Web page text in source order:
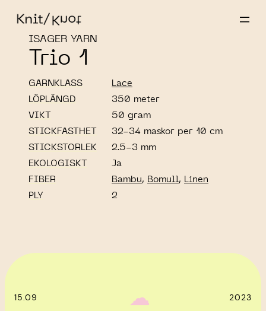
ISAGER YARN
Trio 1
GARNKLASS
Lace
LÖPLÄNGD
350 meter
VIKT
50 gram
STICKFASTHET
32-34 maskor per 10 cm
STICKSTORLEK
2.5-3 mm
EKOLOGISKT
Ja
FIBER
Bambu, Bomull ,
Linen
PLY
2
15.09 ‎ ‎‎ ☁︎‎‎ 2023